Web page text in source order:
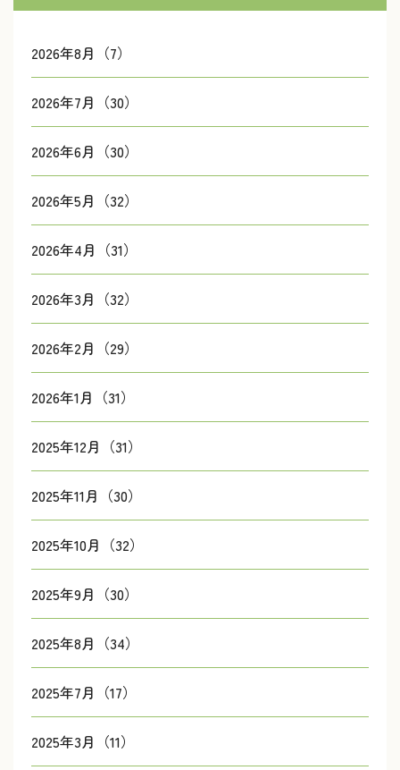
2026年8月（7）
2026年7月（30）
2026年6月（30）
2026年5月（32）
2026年4月（31）
2026年3月（32）
2026年2月（29）
2026年1月（31）
2025年12月（31）
2025年11月（30）
2025年10月（32）
2025年9月（30）
2025年8月（34）
2025年7月（17）
2025年3月（11）